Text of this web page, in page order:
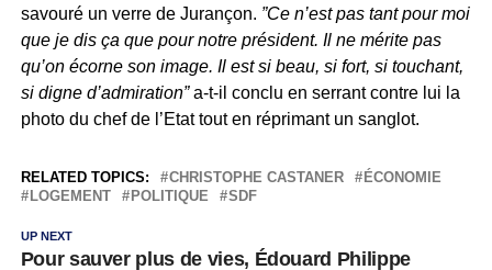
savouré un verre de Jurançon. ”Ce n’est pas tant pour moi
que je dis ça que pour notre président. Il ne mérite pas
qu’on écorne son image. Il est si beau, si fort, si touchant,
si digne d’admiration”a-t-il conclu en serrant contre lui la
photo du chef de l’Etat tout en réprimant un sanglot.
RELATED TOPICS: CHRISTOPHE CASTANER
ÉCONOMIE
LOGEMENT
POLITIQUE SDF
UP NEXT
Pour sauver plus de vies, Édouard Philippe